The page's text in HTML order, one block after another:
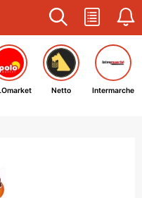
Netto Intermarche